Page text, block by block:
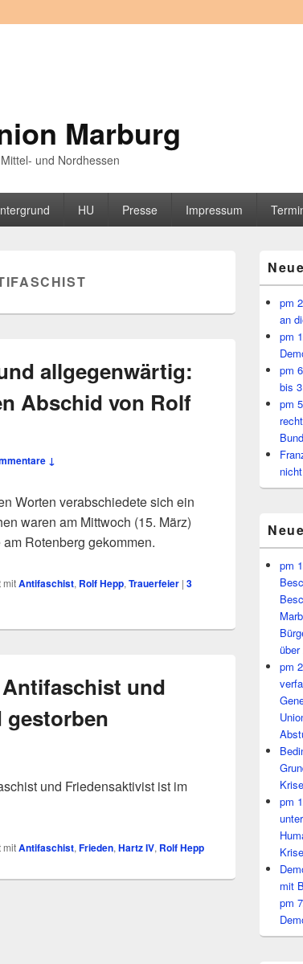
Marburg
und Nordhessen
HU Presse Impressum
allgegenwärtig:
Abschid von Rolf
↓
Worten verabschiedete sich ein
waren am Mittwoch (15. März)
Rotenberg gekommen.
mitAntifaschist, Rolf Hepp, Trauerfeier | 3
und
und Friedensaktivist ist im
mitAntifaschist, Frieden, Hartz IV, Rolf Hepp
Widget-
Bereich
pm
an
pm
pm
bis
pm
pm
pm
pm
mit
pm